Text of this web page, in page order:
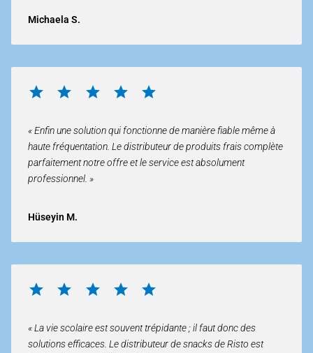
Michaela S.
« Enfin une solution qui fonctionne de manière fiable même à
haute fréquentation. Le distributeur de produits frais complète
parfaitement notre offre et le service est absolument
professionnel. »
Hüseyin M.
« La vie scolaire est souvent trépidante ; il faut donc des
solutions efficaces. Le distributeur de snacks de Risto est